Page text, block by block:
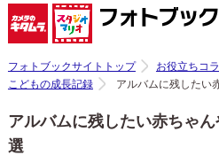
フォトブックサイトトップ お役立ちコ
こどもの成長記録
アルバムに残したい
アルバムに残したい赤ちゃ
選